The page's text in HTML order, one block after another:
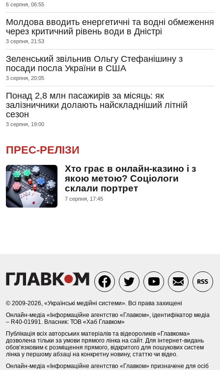
6 серпня, 06:55
Молдова вводить енергетичні та водні обмеження
через критичний рівень води в Дністрі
3 серпня, 21:53
Зеленський звільнив Ольгу Стефанішину з
посади посла України в США
3 серпня, 20:05
Понад 2,8 млн пасажирів за місяць: як
залізничники долають найскладніший літній
сезон
3 серпня, 19:00
ПРЕС-РЕЛІЗИ
Хто грає в онлайн-казино і з
якою метою? Соціологи
склали портрет
7 серпня, 17:45
© 2009-2026, «Українські медійні системи». Всі права захищені
Онлайн-медіа «Інформаційне агентство «Главком», ідентифікатор медіа
– R40-01991. Власник: ТОВ «Хаб Главком»
Публікація всіх авторських матеріалів та відеороликів «Главкома»
дозволена тільки за умови прямого лінка на сайт. Для інтернет-видань
обов’язковим є розміщення прямого, відкритого для пошукових систем
лінка у першому абзаці на конкретну новину, статтю чи відео.
Онлайн-медіа «Інформаційне агентство «Главком» призначене для осіб